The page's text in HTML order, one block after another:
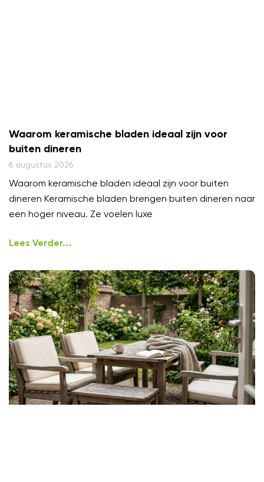
Waarom keramische bladen ideaal zijn voor
buiten dineren
6 augustus 2026
Waarom keramische bladen ideaal zijn voor buiten
dineren Keramische bladen brengen buiten dineren naar
een hoger niveau. Ze voelen luxe
Lees Verder...